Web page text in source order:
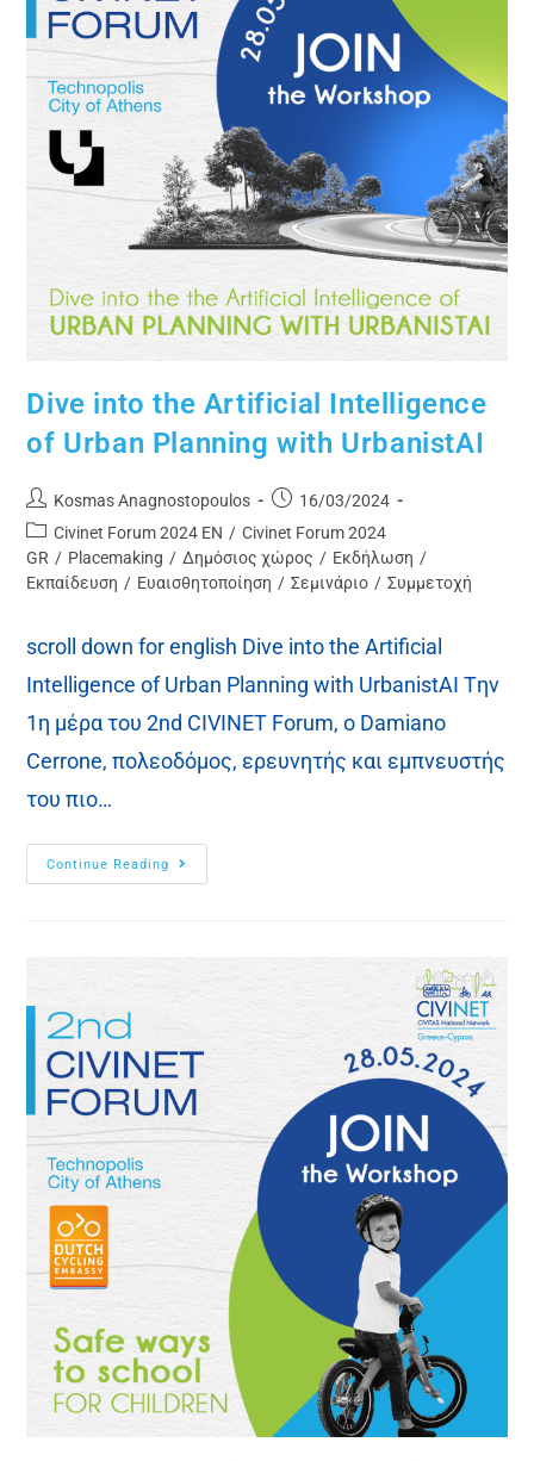
Dive into the Artificial Intelligence
of Urban Planning with UrbanistAI
Kosmas Anagnostopoulos
16/03/2024
Civinet Forum 2024 EN / Civinet Forum 2024
GR / Placemaking / Δημόσιος χώρος / Εκδήλωση /
Εκπαίδευση / Ευαισθητοποίηση / Σεμινάριο / Συμμετοχή
scroll down for english Dive into the Artificial
Intelligence of Urban Planning with UrbanistAI Tην
1η μέρα του 2nd CIVINET Forum, ο Damiano
Cerrone, πολεοδόμος, ερευνητής και εμπνευστής
του πιο…
Continue Reading